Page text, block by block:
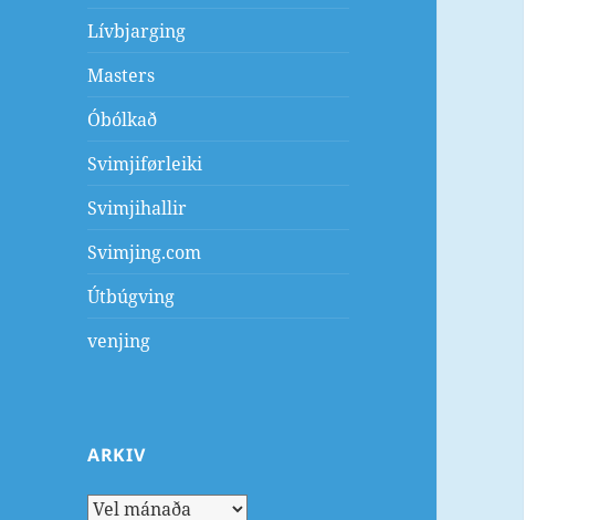
Lívbjarging
Masters
Óbólkað
Svimjiførleiki
Svimjihallir
Svimjing.com
Útbúgving
venjing
ARKIV
Arkiv